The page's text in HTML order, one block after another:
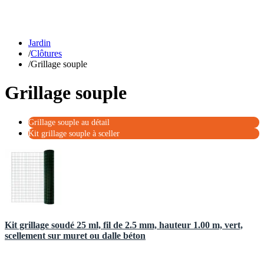
Jardin
/Clôtures
/Grillage souple
Grillage souple
Grillage souple au détail
Kit grillage souple à sceller
Kit grillage soudé 25 ml, fil de 2.5 mm, hauteur 1.00 m, vert,
scellement sur muret ou dalle béton